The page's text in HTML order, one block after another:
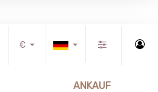
€
ANKAUF